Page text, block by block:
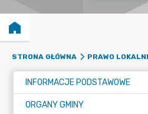
STRONA GŁÓWNA PRAWO
INFORMACJE PODSTAWOWE
ORGANY GMINY